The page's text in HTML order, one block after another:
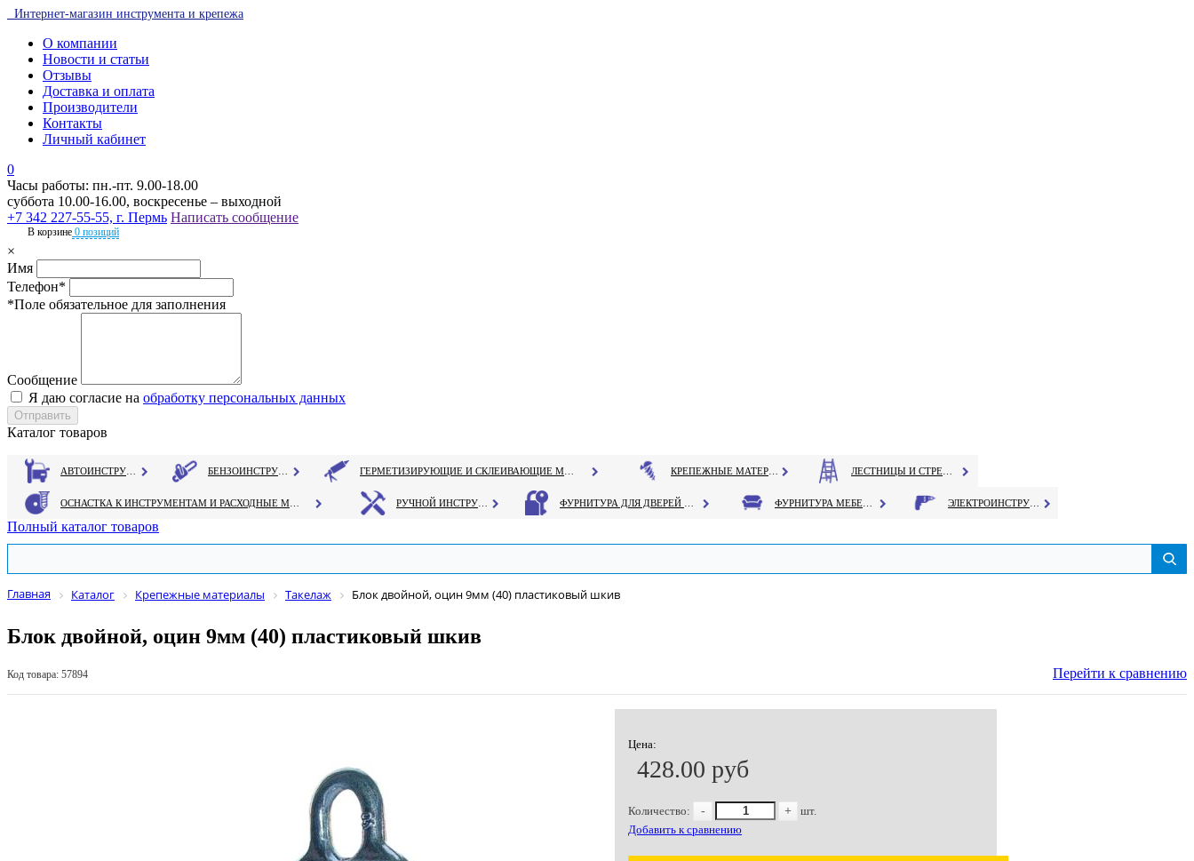
Интернет-магазин инструмента и крепежа
О компании
Новости и статьи
Отзывы
Доставка и оплата
Производители
Контакты
Личный кабинет
0
Часы работы: пн.-пт. 9.00-18.00
суббота 10.00-16.00, воскресенье – выходной
+7 342 227-55-55, г. Пермь Написать сообщение
В корзине 0 позиций
×
Имя
Телефон*
*Поле обязательное для заполнения
Сообщение
Я даю согласие на обработку персональных данных
Каталог товаров
Полный каталог товаров
Главная Каталог Крепежные материалы Такелаж Блок двойной, оцин 9мм (40) пластиковый шкив
Блок двойной, оцин 9мм (40) пластиковый шкив
Код товара: 57894 Перейти к сравнению
Цена:
428.00 руб
Количество: - +
шт.
Добавить к сравнению